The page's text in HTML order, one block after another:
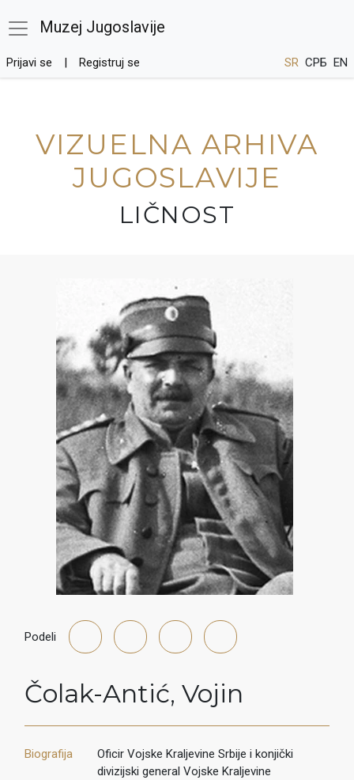
Muzej Jugoslavije
Prijavi se Registruj se SR СРБ EN
VIZUELNA ARHIVA
JUGOSLAVIJE
LIČNOST
Podeli
Čolak-Antić, Vojin
Biografija
Oficir Vojske Kraljevine Srbije i konjički
divizijski general Vojske Kraljevine